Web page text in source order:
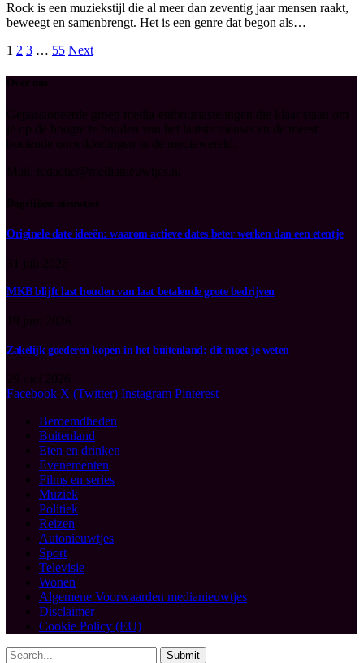
Rock is een muziekstijl die al meer dan zeventig jaar mensen raakt,
beweegt en samenbrengt. Het is een genre dat begon als…
1 2 3 … 55 Next
Originele date ideeën: waarom actieve dates beter werken dan een etentje
MKB blijft last houden van laat betalende grote bedrijven
Zakelijk goederen kopen in het buitenland: dit moet je weten
Facebook X (Twitter) Instagram Pinterest
Beroemdheden
Buitenland
Eten en drinken
Evenementen
Films en series
Muziek
Politiek
Reizen
Autonieuwtjes
Sport
Televisie
Wonen
Algemene Voorwaarden medianieuwtjes
Disclaimer
Cookie Policy (EU)
Submit